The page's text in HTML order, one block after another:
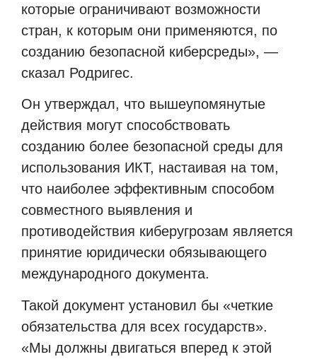
которые ограничивают возможности
стран, к которым они применяются, по
созданию безопасной киберсреды», —
сказал Родригес.
Он утверждал, что вышеупомянутые
действия могут способствовать
созданию более безопасной среды для
использования ИКТ, настаивая на том,
что наиболее эффективным способом
совместного выявления и
противодействия киберугрозам является
принятие юридически обязывающего
международного документа.
Такой документ установил бы «четкие
обязательства для всех государств».
«Мы должны двигаться вперед к этой